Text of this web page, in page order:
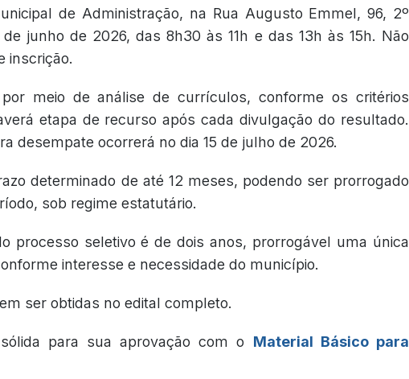
de Administração, na Rua Augusto Emmel, 96, 2º
junho de 2026, das 8h30 às 11h e das 13h às 15h. Não
inscrição.
meio de análise de currículos, conforme os critérios
etapa de recurso após cada divulgação do resultado.
desempate ocorrerá no dia 15 de julho de 2026.
determinado de até 12 meses, podendo ser prorrogado
sob regime estatutário.
processo seletivo é de dois anos, prorrogável uma única
interesse e necessidade do município.
ser obtidas no edital completo.
para sua aprovação com o Material Básico para